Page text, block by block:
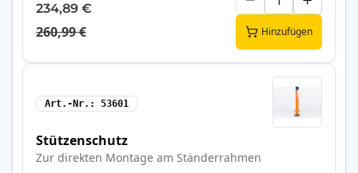
234,89 €
260,99 € Hinzufügen
Art.-Nr. 53601
Stützenschutz
Zur direkten Montage am Ständerrahmen